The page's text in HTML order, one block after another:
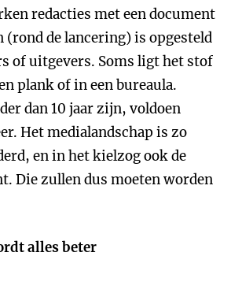
redacties met een document
(rond de lancering) is opgesteld
of uitgevers. Soms ligt het stof
plank of in een bureaula.
dan 10 jaar zijn, voldoen
Het medialandschap is zo
en in het kielzog ook de
Die zullen dus moeten worden
alles beter